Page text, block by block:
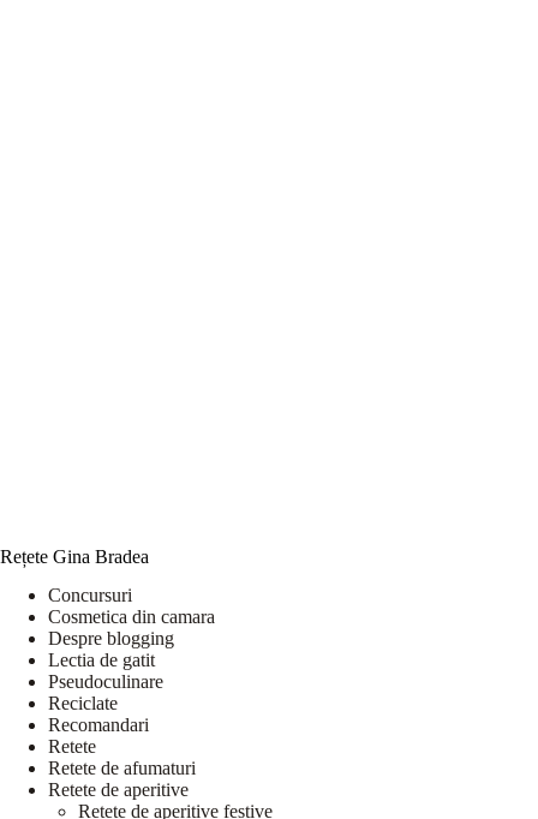
Rețete Gina Bradea
Concursuri
Cosmetica din camara
Despre blogging
Lectia de gatit
Pseudoculinare
Reciclate
Recomandari
Retete
Retete de afumaturi
Retete de aperitive
Retete de aperitive festive